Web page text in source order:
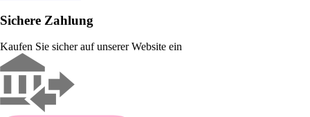
Sichere Zahlung
Kaufen Sie sicher auf unserer Website ein